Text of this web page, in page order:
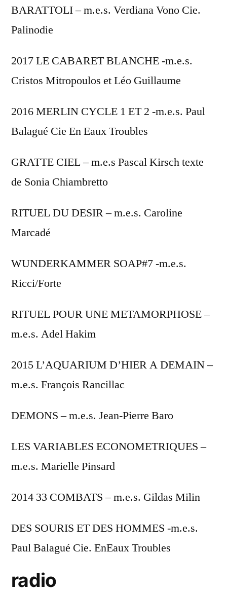
BARATTOLI – m.e.s. Verdiana Vono Cie.
Palinodie
2017 LE CABARET BLANCHE -m.e.s.
Cristos Mitropoulos et Léo Guillaume
2016 MERLIN CYCLE 1 ET 2 -m.e.s. Paul
Balagué Cie En Eaux Troubles
GRATTE CIEL – m.e.s Pascal Kirsch texte
de Sonia Chiambretto
RITUEL DU DESIR – m.e.s. Caroline
Marcadé
WUNDERKAMMER SOAP#7 -m.e.s.
Ricci/Forte
RITUEL POUR UNE METAMORPHOSE –
m.e.s. Adel Hakim
2015 L’AQUARIUM D’HIER A DEMAIN –
m.e.s. François Rancillac
DEMONS – m.e.s. Jean-Pierre Baro
LES VARIABLES ECONOMETRIQUES –
m.e.s. Marielle Pinsard
2014 33 COMBATS – m.e.s. Gildas Milin
DES SOURIS ET DES HOMMES -m.e.s.
Paul Balagué Cie. EnEaux Troubles
radio